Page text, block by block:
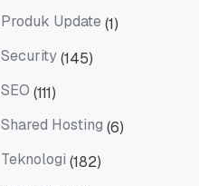
Produk Update (1)
Security(145)
SEO (111)
Shared Hosting (6)
Teknologi (182)